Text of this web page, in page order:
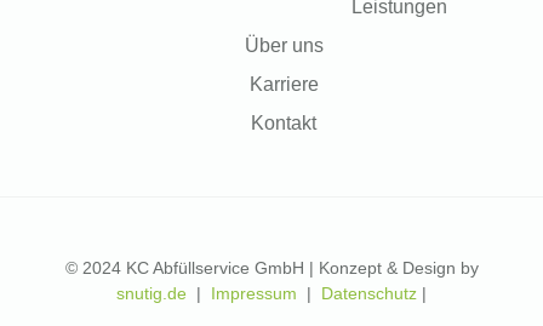
Leistungen
Über uns
Karriere
Kontakt
© 2024 KC Abfüllservice GmbH | Konzept & Design by
snutig.de | Impressum | Datenschutz |